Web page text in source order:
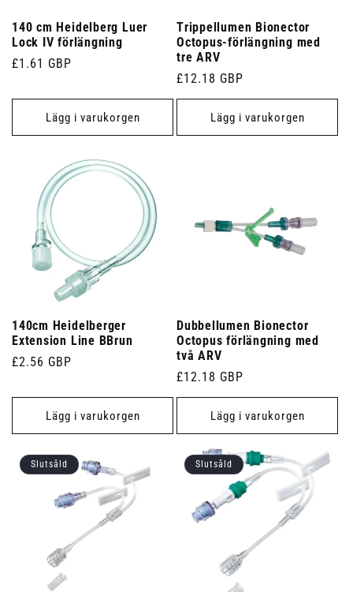
140 cm Heidelberg Luer
Lock IV förlängning
Ordinarie
£1.61 GBP
Lägg i varukorgen
Trippellumen Bionector
Octopus-förlängning med
tre ARV
Ordinarie
pris
£12.18 GBP
Lägg i varukorgen
140cm Heidelberger
Extension Line BBrun
Ordinarie
£2.56 GBP
Lägg i varukorgen
Dubbellumen Bionector
Octopus förlängning med
två ARV
Ordinarie
pris
£12.18 GBP
Lägg i varukorgen
Slutsåld Slutsåld